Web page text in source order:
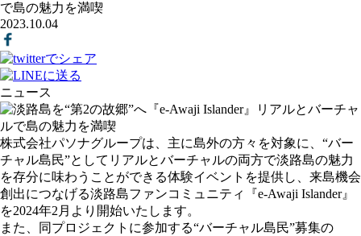
で島の魅力を満喫
2023.10.04
ニュース
株式会社パソナグループは、主に島外の方々を対象に、“バー
チャル島民”としてリアルとバーチャルの両方で淡路島の魅力
を存分に味わうことができる体験イベントを提供し、来島機会
創出につなげる淡路島ファンコミュニティ『e-Awaji Islander』
を2024年2月より開始いたします。
また、同プロジェクトに参加する“バーチャル島民”募集の